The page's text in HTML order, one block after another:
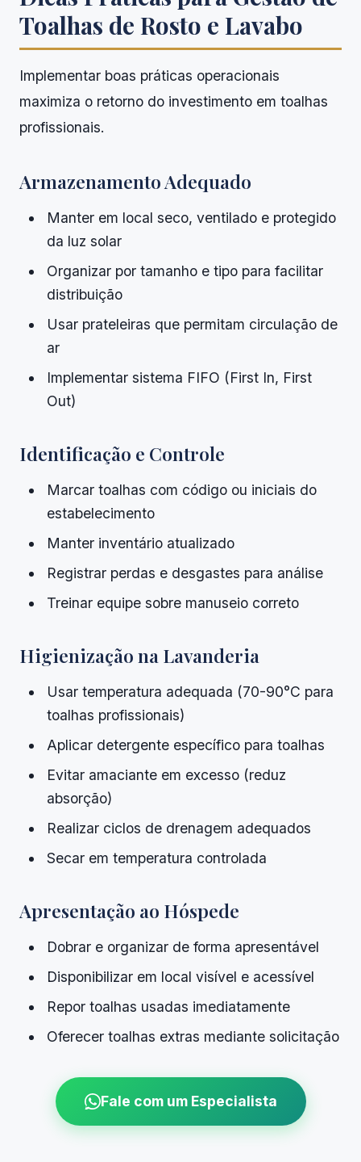
Toalhas de Rosto e Lavabo
Implementar boas práticas operacionais
maximiza o retorno do investimento em toalhas
profissionais.
Armazenamento Adequado
Manter em local seco, ventilado e protegido
da luz solar
Organizar por tamanho e tipo para facilitar
distribuição
Usar prateleiras que permitam circulação de
ar
Implementar sistema FIFO (First In, First
Out)
Identificação e Controle
Marcar toalhas com código ou iniciais do
estabelecimento
Manter inventário atualizado
Registrar perdas e desgastes para análise
Treinar equipe sobre manuseio correto
Higienização na Lavanderia
Usar temperatura adequada (70-90°C para
toalhas profissionais)
Aplicar detergente específico para toalhas
Evitar amaciante em excesso (reduz
absorção)
Realizar ciclos de drenagem adequados
Secar em temperatura controlada
Apresentação ao Hóspede
Dobrar e organizar de forma apresentável
Disponibilizar em local visível e acessível
Repor toalhas usadas imediatamente
Oferecer toalhas extras mediante solicitação
Fale com um Especialista